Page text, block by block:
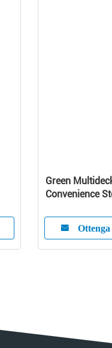
Green
Convenience